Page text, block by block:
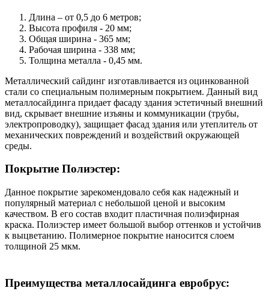
Длина – от 0,5 до 6 метров;
Высота профиля - 20 мм;
Общая ширина - 365 мм;
Рабочая ширина - 338 мм;
Толщина металла - 0,45 мм.
Металлический сайдинг изготавливается из оцинкованной
стали со специальным полимерным покрытием. Данный вид
металлосайдинга придает фасаду здания эстетичный внешний
вид, скрывает внешние изъяны и коммуникации (трубы,
электропроводку), защищает фасад здания или утеплитель от
механических повреждений и воздействий окружающей
среды.
Покрытие Полиэстер:
Данное покрытие зарекомендовало себя как надежный и
популярный материал с небольшой ценой и высоким
качеством. В его состав входит пластичная полиэфирная
краска. Полиэстер имеет большой выбор оттенков и устойчив
к выцветанию. Полимерное покрытие наносится слоем
толщиной 25 мкм.
Преимущества металлосайдинга евробрус: